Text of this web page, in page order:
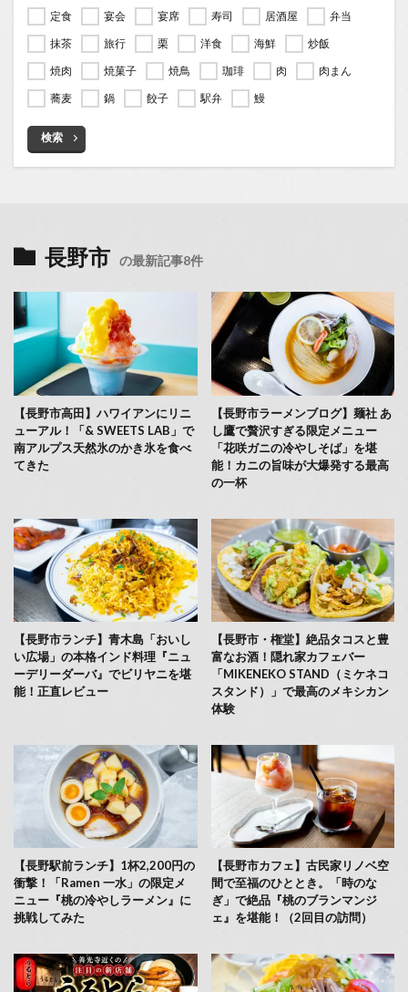
定食
宴会 宴席 寿司 居酒屋
弁当
抹茶
旅行 栗 洋食 海鮮
炒飯
焼肉
焼菓子 焼鳥 珈琲 肉
肉まん
蕎麦
鍋 餃子 駅弁 鰻
検索
長野市 の最新記事8件
【長野市高田】ハワイアンにリニ
ューアル！「& SWEETS LAB」で
南アルプス天然氷のかき氷を食べ
てきた
【長野市ラーメンブログ】麺社 あ
し鷹で贅沢すぎる限定メニュー
「花咲ガニの冷やしそば」を堪
能！カニの旨味が大爆発する最高
の一杯
【長野市ランチ】青木島「おいし
い広場」の本格インド料理『ニュ
ーデリーダーバ』でビリヤニを堪
能！正直レビュー
【長野市・権堂】絶品タコスと豊
富なお酒！隠れ家カフェバー
「MIKENEKO STAND（ミケネコ
スタンド）」で最高のメキシカン
体験
【長野駅前ランチ】1杯2,200円の
衝撃！「Ramen 一水」の限定メ
ニュー『桃の冷やしラーメン』に
挑戦してみた
【長野市カフェ】古民家リノベ空
間で至福のひととき。「時のな
ぎ」で絶品『桃のブランマンジ
ェ』を堪能！（2回目の訪問）